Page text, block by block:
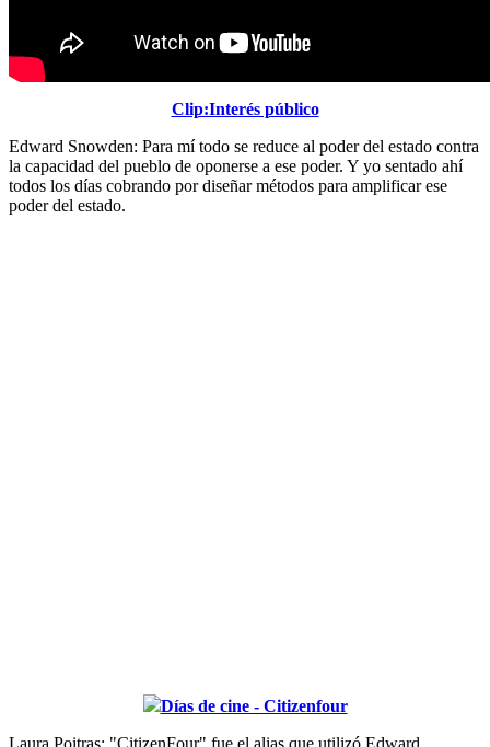
Clip:Interés público
Edward Snowden: Para mí todo se reduce al poder del estado contra
la capacidad del pueblo de oponerse a ese poder. Y yo sentado ahí
todos los días cobrando por diseñar métodos para amplificar ese
poder del estado.
Días de cine - Citizenfour
Laura Poitras: "CitizenFour" fue el alias que utilizó Edward